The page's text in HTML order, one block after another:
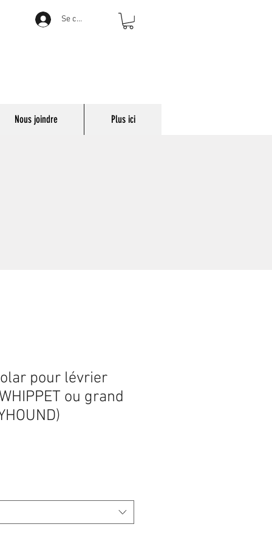
Se connecter
Nous joindre Plus ici
pour lévrier
ou grand